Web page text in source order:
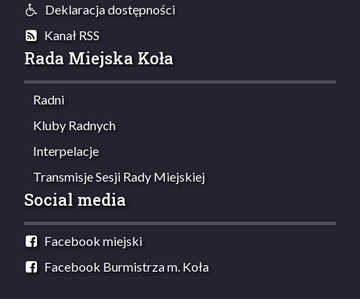
Deklaracja dostępności
Kanał RSS
Rada Miejska Koła
Radni
Kluby Radnych
Interpelacje
Transmisje Sesji Rady Miejskiej
Social media
Facebook miejski
Facebook Burmistrza m. Koła